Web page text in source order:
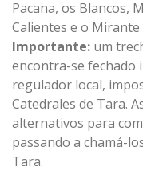
Pacana, os Blancos,
Calientes e o
Importante: um
encontra-se fechado
regulador local,
Catedrales de Tara.
alternativos para
passando a chamá-
Tara.